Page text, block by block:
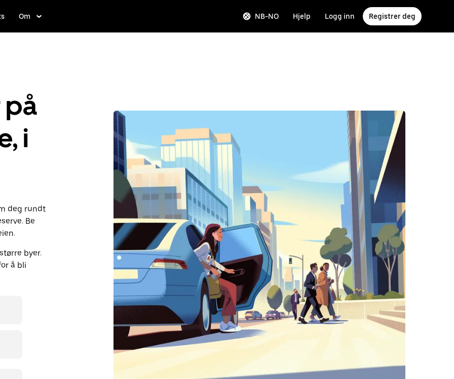
Om NB-NO Hjelp Logg inn Registrer deg
på
i
deg rundt
Be
byer.
å bli